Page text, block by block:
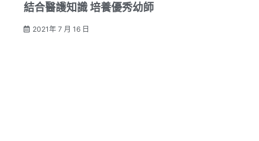
結合醫護知識 培養優秀幼師
2021年 7 月 16 日